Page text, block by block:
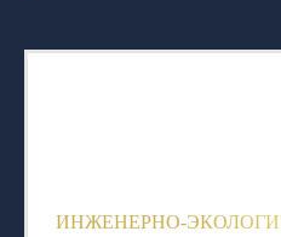
ИНЖЕНЕРНО-